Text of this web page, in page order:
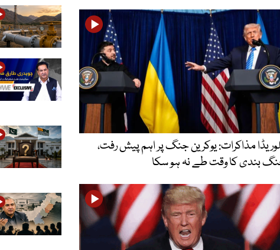
مذاکرات: یوکرین جنگ پر اہم پیش رفت،
بندی کا وقت طے نہ ہو سکا